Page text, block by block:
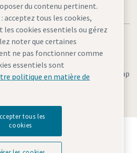
savoir sur votre
pneumatique
un processus de transport
Gérer les cookiesAccessibility Sitemap
groupe Atlas Copco met en
qui transforme l'avenir.
du contenu pertinent.
acceptez tous les cookies,
cookies essentiels ou gérez
noter que certaines
ne pas fonctionner comme
essentiels sont
politique en matière de
tous les
cookies